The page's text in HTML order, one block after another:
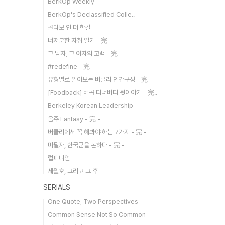
BerkOp's Declassified Colle..
콜라보 인 더 한칼
너저분한 자취 일기 - 完 -
그 남자, 그 여자의 고백 - 完 -
#redefine - 完 -
유형별로 알아보는 버클리 인간구성 - 完 -
[Foodback] 버콥 디너버디 뒷이야기 - 完..
Berkeley Korean Leadership
음주 Fantasy - 完 -
버클리에서 꼭 해봐야 하는 7가지 - 完 -
미필자, 한국군을 논하다 - 完 -
럽피니언
세월호, 그리고 그 후
SERIALS
One Quote, Two Perspectives
Common Sense Not So Common